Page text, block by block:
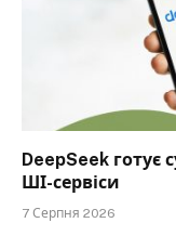
DeepSeek готує
ШІ-сервіси
7 Серпня 2026